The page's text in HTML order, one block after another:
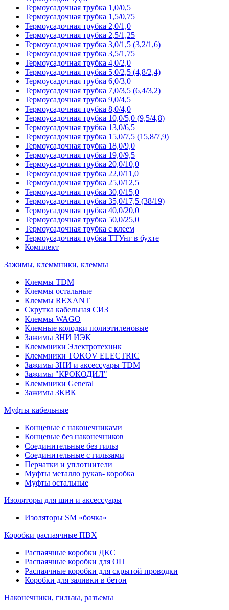
Термоусадочная трубка 1,0/0,5
Термоусадочная трубка 1,5/0,75
Термоусадочная трубка 2,0/1,0
Термоусадочная трубка 2,5/1,25
Термоусадочная трубка 3,0/1,5 (3,2/1,6)
Термоусадочная трубка 3,5/1,75
Термоусадочная трубка 4,0/2,0
Термоусадочная трубка 5,0/2,5 (4,8/2,4)
Термоусадочная трубка 6,0/3,0
Термоусадочная трубка 7,0/3,5 (6,4/3,2)
Термоусадочная трубка 9,0/4,5
Термоусадочная трубка 8,0/4,0
Термоусадочная трубка 10,0/5,0 (9,5/4,8)
Термоусадочная трубка 13,0/6,5
Термоусадочная трубка 15,0/7,5 (15,8/7,9)
Термоусадочная трубка 18,0/9,0
Термоусадочная трубка 19,0/9,5
Термоусадочная трубка 20,0/10,0
Термоусадочная трубка 22,0/11,0
Термоусадочная трубка 25,0/12,5
Термоусадочная трубка 30,0/15,0
Термоусадочная трубка 35,0/17,5 (38/19)
Термоусадочная трубка 40,0/20,0
Термоусадочная трубка 50,0/25,0
Термоусадочная трубка с клеем
Термоусадочная трубка ТТУнг в бухте
Комплект
Зажимы, клеммники, клеммы
Клеммы TDM
Клеммы остальные
Клеммы REXANT
Скрутка кабельная СИЗ
Клеммы WAGO
Клемные колодки полиэтиленовые
Зажимы ЗНИ ИЭК
Клеммники Электротехник
Клеммники TOKOV ELECTRIC
Зажимы ЗНИ и аксессуары TDM
Зажимы "КРОКОДИЛ"
Клеммники General
Зажимы 3КВК
Муфты кабельные
Концевые с наконечниками
Концевые без наконечников
Соединительные без гильз
Соединительные с гильзами
Перчатки и уплотнители
Муфты металло рукав- коробка
Муфты остальные
Изоляторы для шин и аксессуары
Изоляторы SM «бочка»
Коробки распаячные ПВХ
Распаячные коробки ДКС
Распаячные коробки для ОП
Распаячные коробки для скрытой проводки
Коробки для заливки в бетон
Наконечники, гильзы, разъемы